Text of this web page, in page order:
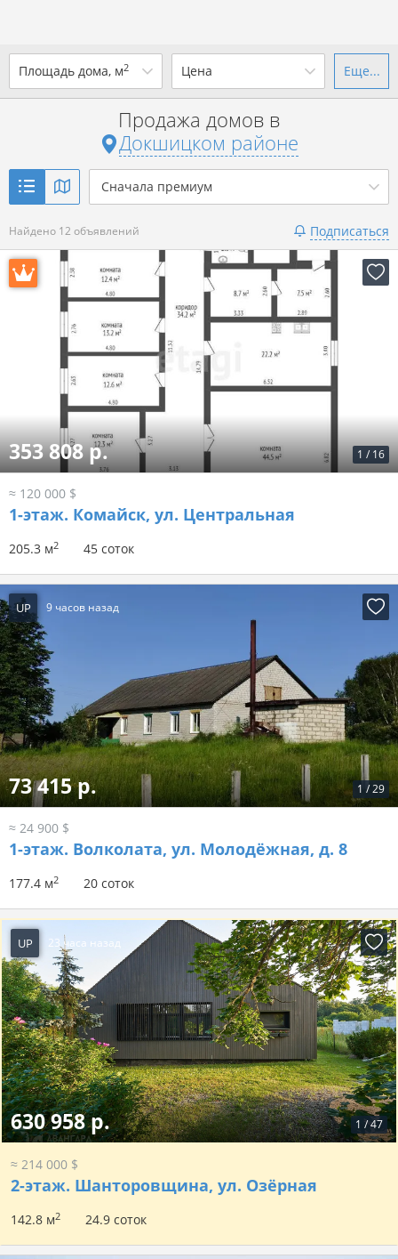
Площадь дома, м2
до
Показать 12 объявлений
Цена
от до
р. за всё
Показать 12 объявлений
Еще...
Продажа домов в
Докшицком районе
Сначала премиум
Найдено 12 объявлений Подписаться
1 / 16
353 808 р.
≈ 120 000 $
1-этаж. Комайск, ул. Центральная
205.3 м2 45 соток
UP 9 часов назад
1 /29
73 415 р.
≈ 24 900 $
1-этаж. Волколата, ул. Молодёжная, д. 8
177.4 м2 20 соток
UP 23 часа назад
1 /47
630 958 р.
≈ 214 000 $
2-этаж. Шанторовщина, ул. Озёрная
142.8 м2 24.9 соток
Ваш город - district Докшицкий
Да Выбрать город